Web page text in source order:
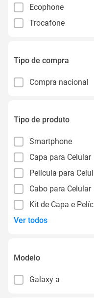
Ecophone
Trocafone
Tipo de compra
Compra nacional
Tipo de produto
Smartphone
Capa para Celular
Película para
Cabo para Celular
Kit de Capa e
Ver todos
Modelo
Galaxy a